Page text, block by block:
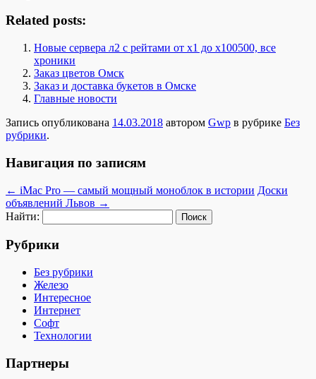
Related posts:
Новые сервера л2 с рейтами от х1 до x100500, все
хроники
Заказ цветов Омск
Заказ и доставка букетов в Омске
Главные новости
Запись опубликована 14.03.2018 автором Gwp в рубрике Без
рубрики.
Навигация по записям
← iMac Pro — самый мощный моноблок в истории Доски
объявлений Львов →
Найти:
Рубрики
Без рубрики
Железо
Интересное
Интернет
Софт
Технологии
Партнеры